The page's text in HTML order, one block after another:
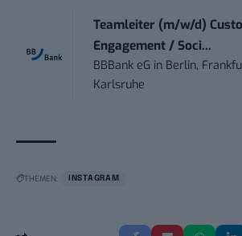
Teamleiter (m/w/d)
Engagement / Soci...
BBBank eG in Berlin,
Karlsruhe
THEMEN: INSTAGRAM